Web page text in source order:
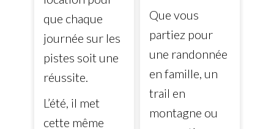
que chaque
journée sur les
pistes soit une
réussite.
L’été, il met
cette même
Que vous
partiez pour
une randonnée
en famille, un
trail en
montagne ou